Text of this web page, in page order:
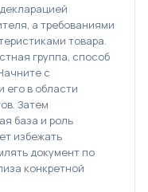
а требованиями
товара.
группа, способ
с
его в области
Затем
база и роль
избежать
документ по
конкретной